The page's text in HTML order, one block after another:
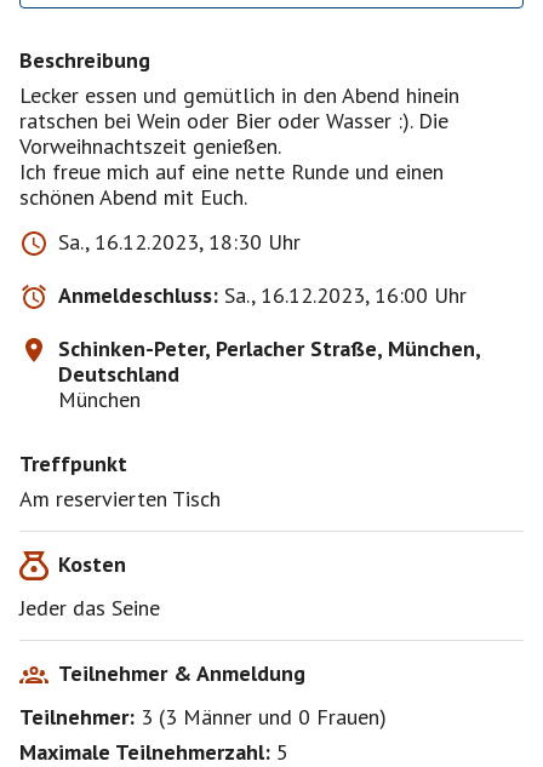
Beschreibung
Lecker essen und gemütlich in den Abend hinein
ratschen bei Wein oder Bier oder Wasser :). Die
Vorweihnachtszeit genießen.
Ich freue mich auf eine nette Runde und einen
schönen Abend mit Euch.
Sa., 16.12.2023, 18:30 Uhr
Anmeldeschluss: Sa., 16.12.2023, 16:00 Uhr
Schinken-Peter, Perlacher Straße, München,
Deutschland
München
Treffpunkt
Am reservierten Tisch
Kosten
Jeder das Seine
Teilnehmer & Anmeldung
Teilnehmer: 3 (3 Männer und 0 Frauen)
Maximale Teilnehmerzahl: 5